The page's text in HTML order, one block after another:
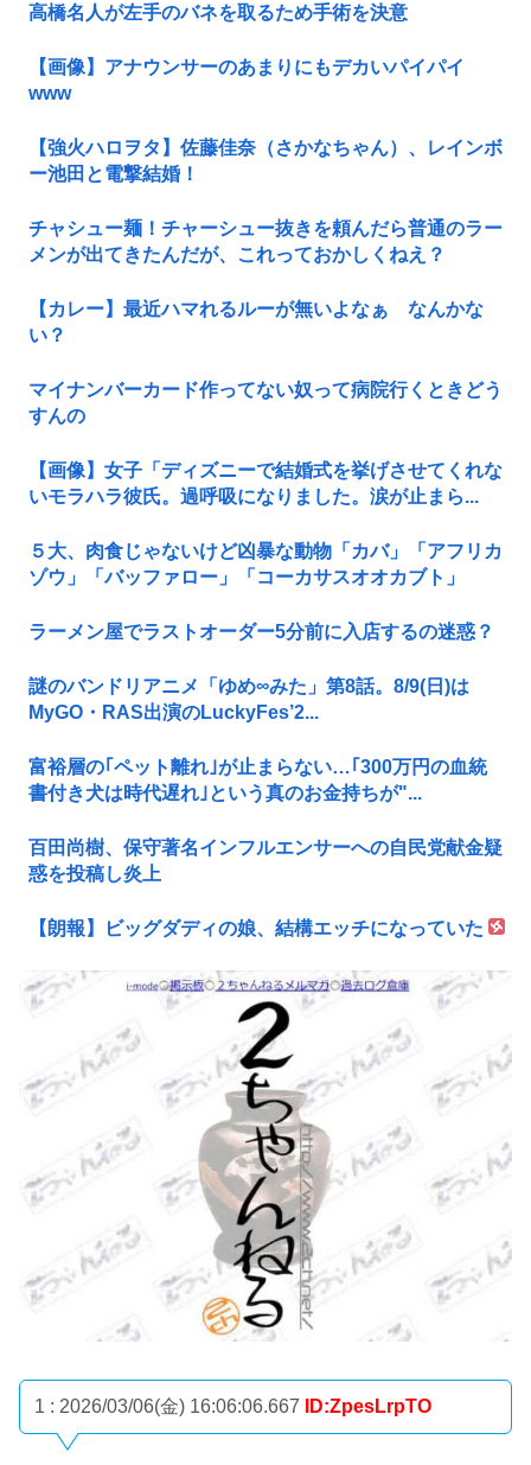
高橋名人が左手のバネを取るため手術を決意
【画像】アナウンサーのあまりにもデカいパイパイ
www
【強火ハロヲタ】佐藤佳奈（さかなちゃん）、レインボ
ー池田と電撃結婚！
チャシュー麺！チャーシュー抜きを頼んだら普通のラー
メンが出てきたんだが、これっておかしくねえ？
【カレー】最近ハマれるルーが無いよなぁ なんかな
い？
マイナンバーカード作ってない奴って病院行くときどう
すんの
【画像】女子「ディズニーで結婚式を挙げさせてくれな
いモラハラ彼氏。過呼吸になりました。涙が止まら...
５大、肉食じゃないけど凶暴な動物「カバ」「アフリカ
ゾウ」「バッファロー」「コーカサスオオカブト」
ラーメン屋でラストオーダー5分前に入店するの迷惑？
謎のバンドリアニメ「ゆめ∞みた」第8話。8/9(日)は
MyGO・RAS出演のLuckyFes’2...
富裕層の｢ペット離れ｣が止まらない…｢300万円の血統
書付き犬は時代遅れ｣という真のお金持ちが"...
百田尚樹、保守著名インフルエンサーへの自民党献金疑
惑を投稿し炎上
【朗報】ビッグダディの娘、結構エッチになっていた
1 : 2026/03/06(金) 16:06:06.667 ID:ZpesLrpTO